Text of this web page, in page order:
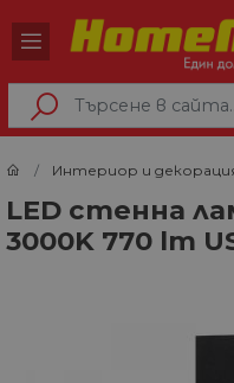
Интериор и
LED стенна
3000K 770 lm